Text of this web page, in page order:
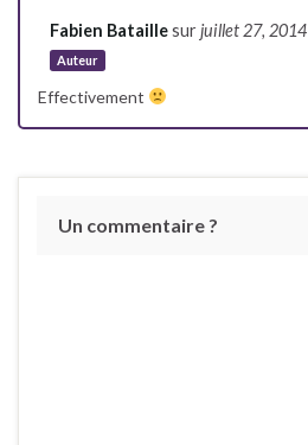
Fabien Bataillesur juillet 27, 2014
Auteur
Effectivement
Un commentaire ?